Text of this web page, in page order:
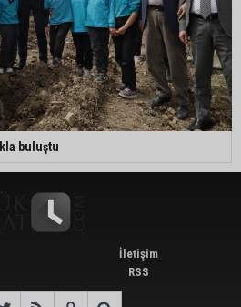
buluştu
İletişim
RSS